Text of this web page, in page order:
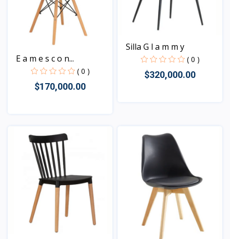
E a m e s c o n...
( 0 )
$170,000.00
Silla G l a m m y
( 0 )
$320,000.00